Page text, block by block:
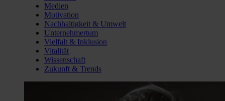
Medien
Motivation
Nachhaltigkeit & Umwelt
Unternehmertum
Vielfalt & Inklusion
Vitalität
Wissenschaft
Zukunft & Trends